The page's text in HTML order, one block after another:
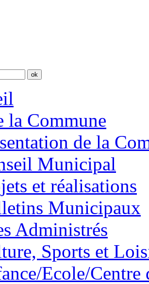
la Commune
de la
Municipal
et réalisations
Municipaux
Administrés
Sports et
Ecole/Centre